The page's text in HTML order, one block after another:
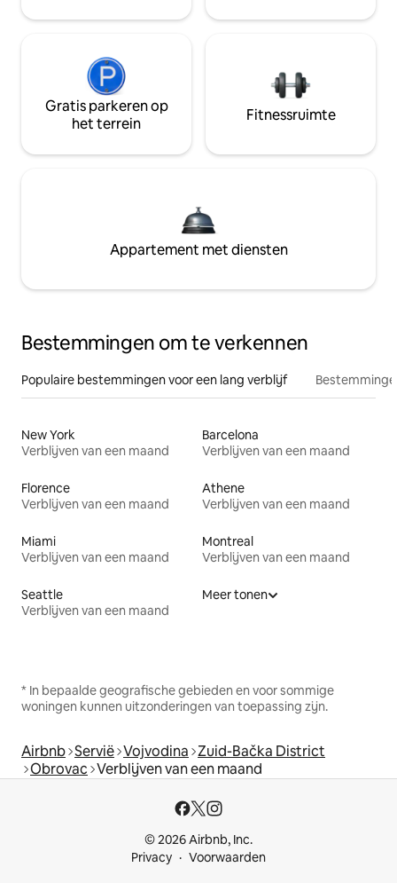
Gratis parkeren op
het terrein
Fitnessruimte
Appartement met diensten
Bestemmingen om te verkennen
Populaire bestemmingen voor een lang verblijf
New York
Verblijven van een maand
Barcelona
Verblijven van een maand
Florence
Verblijven van een maand
Athene
Verblijven van een maand
Miami
Verblijven van een maand
Montreal
Verblijven van een maand
Seattle
Verblijven van een maand
Meer tonen
* In bepaalde geografische gebieden en voor sommige
woningen kunnen uitzonderingen van toepassing zijn.
Airbnb Servië Vojvodina Zuid-Bačka District
Obrovac Verblijven van een maand
© 2026 Airbnb, Inc.
Privacy
Voorwaarden